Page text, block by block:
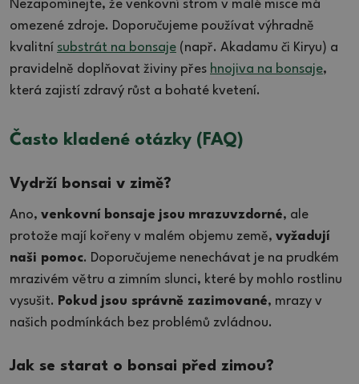
Nezapomínejte, že venkovní strom v malé misce má
omezené zdroje. Doporučujeme používat výhradně
kvalitní substrát na bonsaje (např. Akadamu či Kiryu) a
pravidelně doplňovat živiny přes hnojiva na bonsaje,
která zajistí zdravý růst a bohaté kvetení.
Často kladené otázky (FAQ)
Vydrží bonsai v zimě?
Ano, venkovní bonsaje jsou mrazuvzdorné, ale
protože mají kořeny v malém objemu země, vyžadují
naši pomoc. Doporučujeme nenechávat je na prudkém
mrazivém větru a zimním slunci, které by mohlo rostlinu
vysušit. Pokud jsou správně zazimované, mrazy v
našich podmínkách bez problémů zvládnou.
Jak se starat o bonsai před zimou?